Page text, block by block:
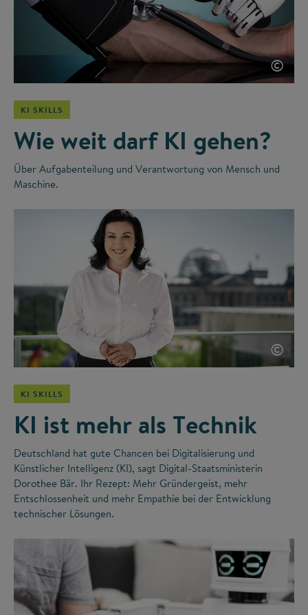
©
KI SKILLS
Wie weit darf KI gehen?
Über Aufgabenteilung und Verantwortung von Mensch und
Maschine.
©
KI SKILLS
KI ist mehr als Technik
Deutschland hat gute Chancen bei Digitalisierung und
Künstlicher Intelligenz (KI), sagt Digital-Staatsministerin
Dorothee Bär. Ihr Rezept: Mehr Gründergeist, mehr
Entschlossenheit und mehr Empathie bei der Entwicklung
technischer Lösungen.